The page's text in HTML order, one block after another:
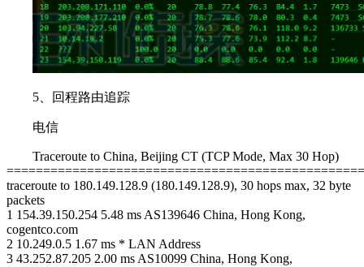
5、回程路由追踪
电信
Traceroute to China, Beijing CT (TCP Mode, Max 30 Hop)
traceroute to 180.149.128.9 (180.149.128.9), 30 hops max, 32 byte
packets
1 154.39.150.254 5.48 ms AS139646 China, Hong Kong,
cogentco.com
2 10.249.0.5 1.67 ms * LAN Address
3 43.252.87.205 2.00 ms AS10099 China, Hong Kong,